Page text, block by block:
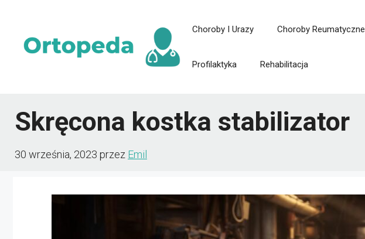
treści
Choroby I Urazy Choroby Reumatyczne
Profilaktyka Rehabilitacja
Skręcona kostka stabilizator
30 września, 2023 przez Emil